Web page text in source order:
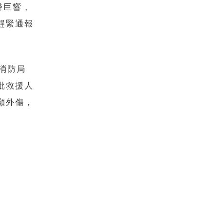
響，
緊通報
防局
救援人
傷，